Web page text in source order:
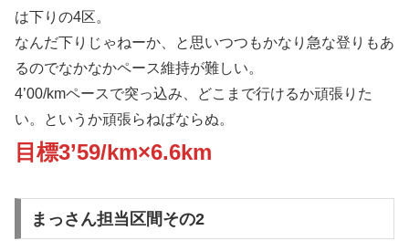
は下りの4区。
なんだ下りじゃねーか、と思いつつもかなり急な登りもあ
るのでなかなかペース維持が難しい。
4’00/kmペースで突っ込み、どこまで行けるか頑張りた
い。というか頑張らねばならぬ。
目標3’59/km×6.6km
まっさん担当区間その2